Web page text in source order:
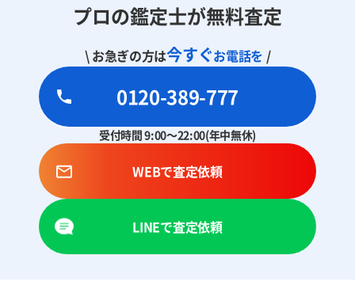
プロの鑑定士が無料査定
\ お急ぎの方は今すぐお電話を /
0120-389-777
受付時間 9:00～22:00(年中無休)
WEBで査定依頼
LINEで査定依頼